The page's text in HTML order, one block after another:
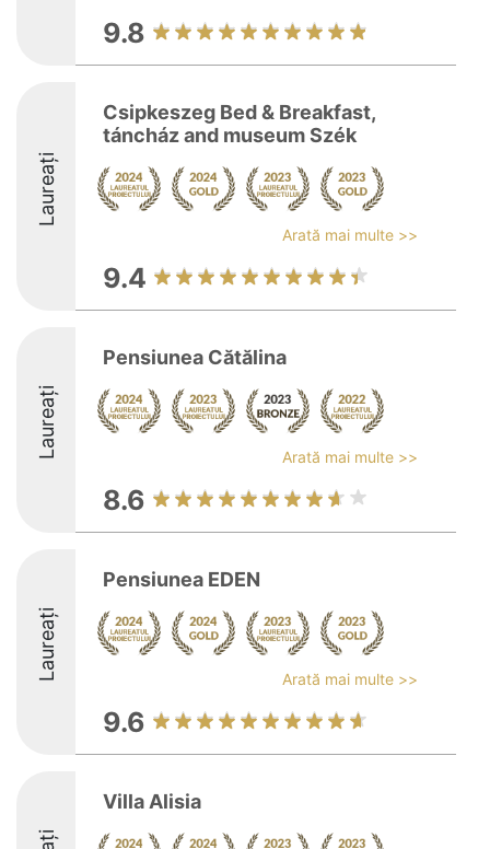
9.8
Laureați
Csipkeszeg Bed & Breakfast,
táncház and museum Szék
Arată mai multe >>
9.4
Laureați
Pensiunea Cătălina
Arată mai multe >>
8.6
Laureați
Pensiunea EDEN
Arată mai multe >>
9.6
Villa Alisia